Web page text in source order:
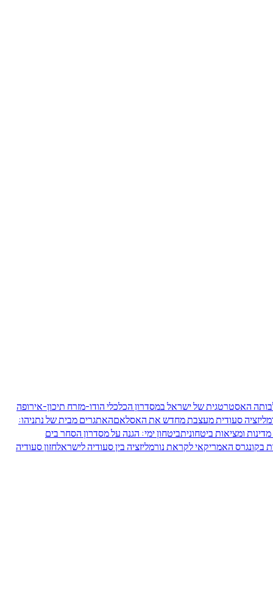
האסטרטגית של ישראל במסדרון הכלכלי הודו-מזרח תיכון-אירופה
סעודית מעצבת מחדש את האסלאםהאתגרים מבית של נתניהו:
ומציאות ביטחוניתביטחון ימי: הגנה על מסדרון הסחר בים
בקונגרס האמריקאי לקראת נורמליזציה בין סעודיה לישראלחזון סעודיה